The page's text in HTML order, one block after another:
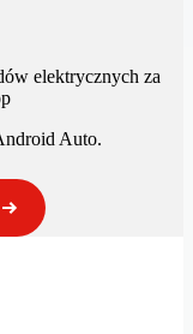
elektrycznych za
Auto.